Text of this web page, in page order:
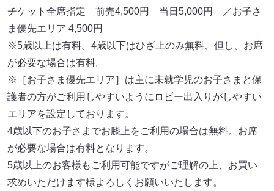
チケット全席指定 前売4,500円 当日5,000円 ／お子さ
ま優先エリア 4,500円
※5歳以上は有料。4歳以下はひざ上のみ無料、但し、お席
が必要な場合は有料。
※［お子さま優先エリア］は主に未就学児のお子さまと保
護者の方がご利用しやすいようにロビー出入りがしやすい
エリアを設定しております。
4歳以下のお子さまでお膝上をご利用の場合は無料。お席
が必要な場合は有料となります。
5歳以上のお客様もご利用可能ですがご理解の上、お買い
求めいただけます様よろしくお願いいたします。